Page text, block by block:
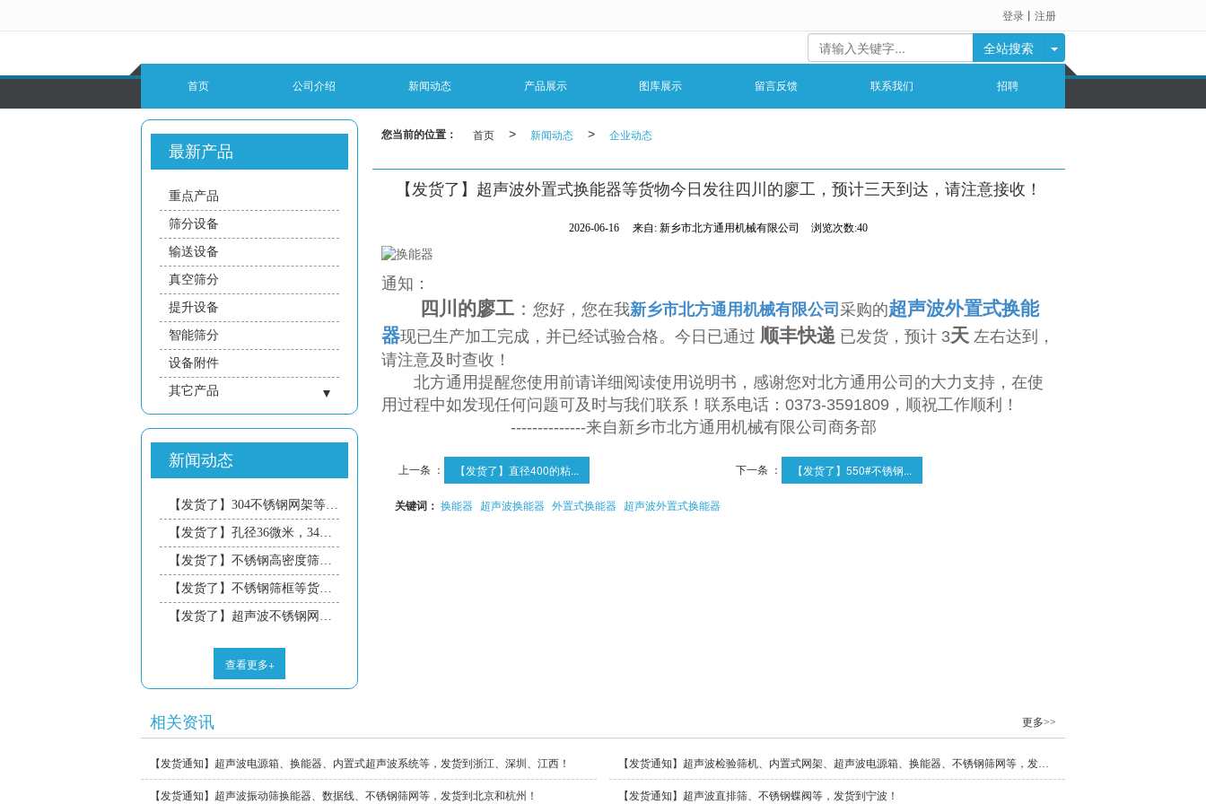
登录 丨 注册
全站搜索
首页 公司介绍 新闻动态 产品展示 图库展示 留言反馈 联系我们 招聘
您当前的位置： 首页 > 新闻动态 > 企业动态
【发货了】超声波外置式换能器等货物今日发往四川的廖工，预计三天到达，请注意接收！
2026-06-16 来自:新乡市北方通用机械有限公司 浏览次数:40
通知：
四川的廖工： 您好，您在我新乡市北方通用机械有限公司 采购的超声波外置式换能
器现已生产加工完成，并已经试验合格。今日已通过 顺丰快递 已发货，预计 3天 左右达到，
请注意及时查收！
北方通用提醒您使用前请详细阅读使用说明书，感谢您对北方通用公司的大力支持，在使
用过程中如发现任何问题可及时与我们联系！联系电话： 0373-3591809 ，顺祝工作顺利！
--------------来自新乡市北方通用机械有限公司商务部
上一条 ： 【发货了】直径400的粘... 下一条 ： 【发货了】550#不锈钢...
关键词： 换能器 超声波换能器 外置式换能器 超声波外置式换能器
最新产品
重点产品
筛分设备
输送设备
真空筛分
提升设备
智能筛分
设备附件
其它产品
- 仓壁设备
- 成套系统
- 振动平台
- 振动电机
- 煤炭行业
- 冶金行业
新闻动态
【发货了】304不锈钢网架等货物今日发往北京的卢工，预计三天到达，请注意接收！
【发货了】孔径36微米，34微米不锈钢筛网等货物今日发往惠州的曾工，预计三天到达，请注意接收！
【发货了】不锈钢高密度筛网等货物今日发往广东的宋工，预计三天到达，请注意接收！
【发货了】不锈钢筛框等货物今日发往浙江的方工，预计三天到达，请注意接收！
【发货了】超声波不锈钢网架等货物今日发往长沙的石工，预计三天到达，请注意接收！
查看更多+
相关资讯 更多>>
【发货通知】超声波电源箱、换能器、内置式超声波系统等，发货到浙江、深圳、江西！ 【发货通知】超声波检验筛机、内置式网架、超声波电源箱、换能器、不锈钢筛网等，发货到宁波、广东、长沙和中山！
【发货通知】超声波振动筛换能器、数据线、不锈钢筛网等，发货到北京和杭州！ 【发货通知】超声波直排筛、不锈钢蝶阀等，发货到宁波！